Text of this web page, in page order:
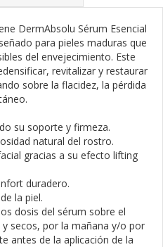
DermAbsolu Sérum Esencial
para pieles maduras que
del envejecimiento. Este
revitalizar y restaurar
sobre la flacidez, la pérdida
su soporte y firmeza.
natural del rostro.
gracias a su efecto lifting
duradero.
la piel.
dosis del sérum sobre el
secos, por la mañana y/o por
antes de la aplicación de la